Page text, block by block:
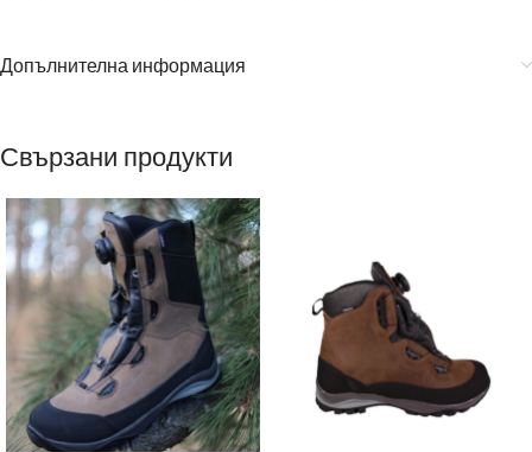
Допълнителна информация
Свързани продукти